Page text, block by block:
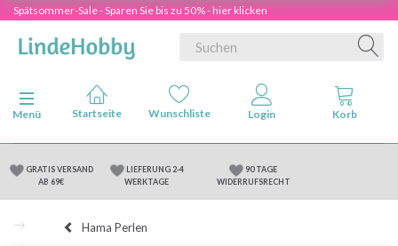
Spätsommer-Sale - Sparen Sie bis zu 50% - hier klicken
Anzeige ändern
Menü
GRATIS VERSAND
AB 69€
LIEFERUNG 2-4
WERKTAGE
90 TAGE
WIDERRUFSRECHT
Hama Perlen